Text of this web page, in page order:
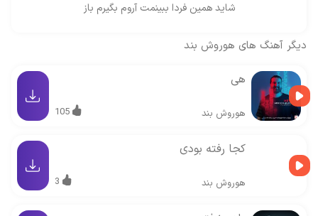
شاید همین فردا ببینمت آروم بگیرم باز
دیگر آهنگ های هوروش بند
هی
هوروش بند 105
کجا رفته بودی
هوروش بند 3